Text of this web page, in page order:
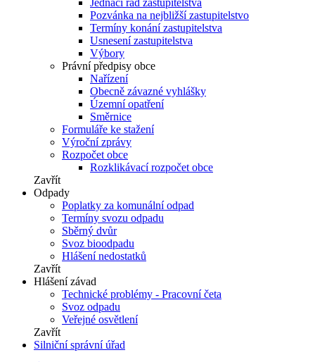
Jednací řád zastupitelstva
Pozvánka na nejbližší zastupitelstvo
Termíny konání zastupitelstva
Usnesení zastupitelstva
Výbory
Právní předpisy obce
Nařízení
Obecně závazné vyhlášky
Územní opatření
Směrnice
Formuláře ke stažení
Výroční zprávy
Rozpočet obce
Rozklikávací rozpočet obce
Zavřít
Odpady
Poplatky za komunální odpad
Termíny svozu odpadu
Sběrný dvůr
Svoz bioodpadu
Hlášení nedostatků
Zavřít
Hlášení závad
Technické problémy - Pracovní četa
Svoz odpadu
Veřejné osvětlení
Zavřít
Silniční správní úřad